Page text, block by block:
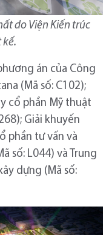
do Viện Kiến trúc
kế.
án của Công
(Mã số: C102);
cổ phần Mỹ thuật
Giải khuyến
phần tư vấn và
số: L044) và Trung
dựng (Mã số: